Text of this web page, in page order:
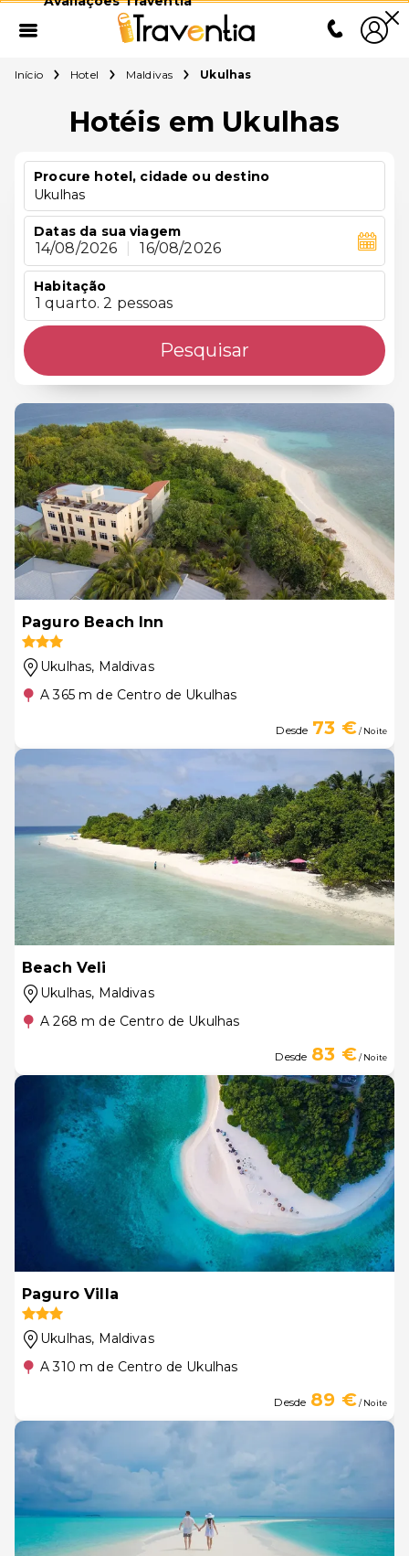
Início Hotel Maldivas Ukulhas
Hotéis em Ukulhas
Procure hotel, cidade ou destino
Ukulhas
Datas da sua viagem
14/08/2026 16/08/2026
Habitação
1 quarto. 2 pessoas
Pesquisar
Paguro Beach Inn
Ukulhas, Maldivas
A 365 m de Centro de Ukulhas
Desde 73 €/ Noite
Beach Veli
Ukulhas, Maldivas
A 268 m de Centro de Ukulhas
Desde 83 €/ Noite
Paguro Villa
Ukulhas, Maldivas
A 310 m de Centro de Ukulhas
Desde 89 €/ Noite